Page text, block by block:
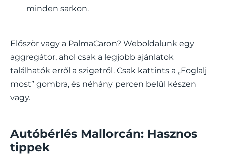
minden sarkon.
Először vagy a PalmaCaron? Weboldalunk egy
aggregátor, ahol csak a legjobb ajánlatok
találhatók erről a szigetről. Csak kattints a „Foglalj
most” gombra, és néhány percen belül készen
vagy.
Autóbérlés Mallorcán: Hasznos
tippek